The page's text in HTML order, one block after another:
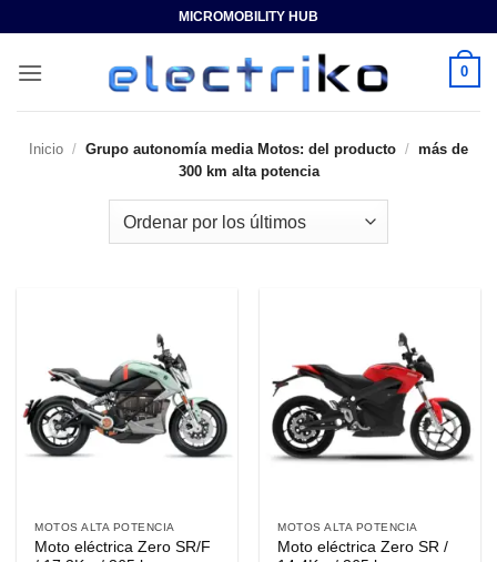
contenido
MICROMOBILITY HUB
0
Inicio / Grupo autonomía media Motos: del producto / más de
300 km alta potencia
MOTOS ALTA POTENCIA
Moto eléctrica Zero SR/F
MOTOS ALTA POTENCIA
Moto eléctrica Zero SR /